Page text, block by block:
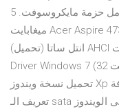
الملف. تحميل اوفيس 2007 عربي مجانا كامل حزمة مايكروسوفت. 5
ميغابايت Acer Aspire 4739Z Driver Windows 7 (32 بت و 64 بت)
(تحميل) انتل ساتا AHCI سائق 10. 7 ميغابايت Acer Aspire 4739Z
Driver Windows 7 (32 بت و 64 بت) (تحميل… downkup. Blog
تحميل نسخة ويندوز Xp اصلية عربى تدعم الساتا شرح طريقة اضافة
تعريف الـ sata الى الويندوز xp [ دمج تعريف. تحميل معي هارد سكين